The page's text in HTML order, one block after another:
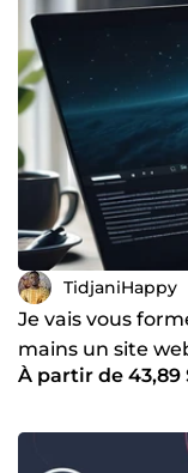
TidjaniHappy
Je vais vous
mains un site
À partir de 43,89